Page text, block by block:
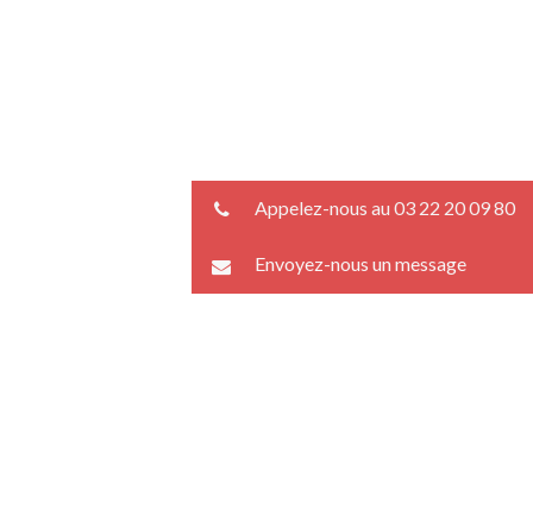
Appelez-nous au 03 22 20 09 80
Envoyez-nous un message